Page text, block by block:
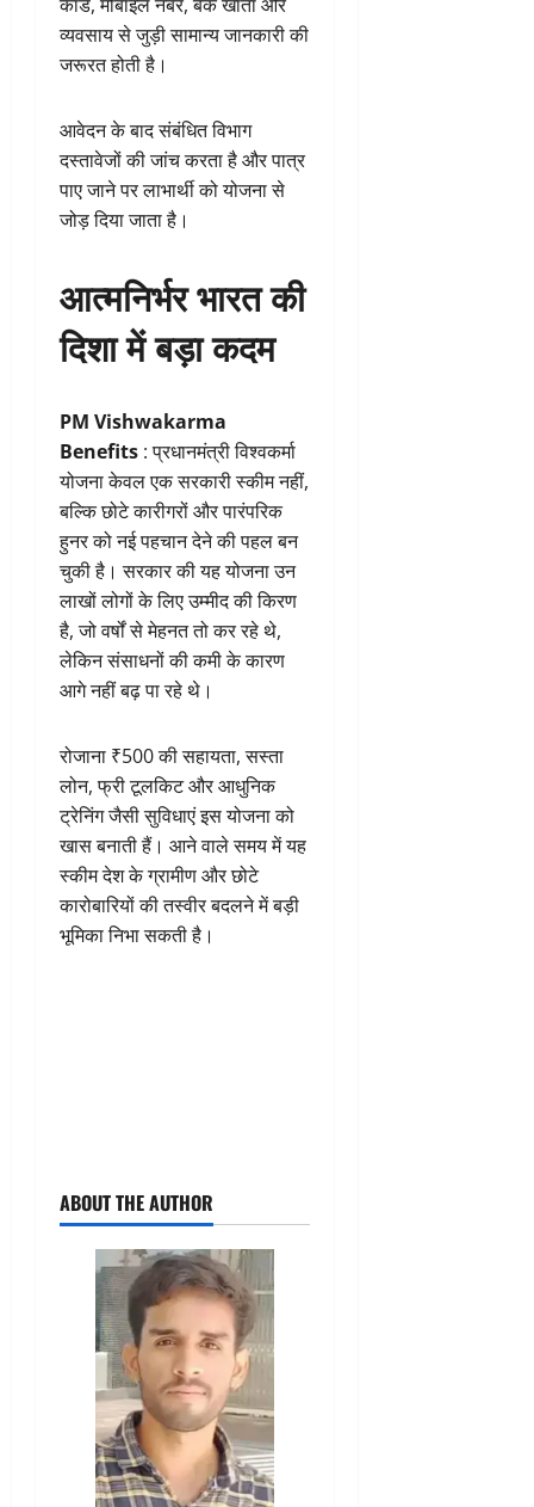
व्यवसाय से जुड़ी सामान्य जानकारी की
जरूरत होती है।
आवेदन के बाद संबंधित विभाग
दस्तावेजों की जांच करता है और पात्र
पाए जाने पर लाभार्थी को योजना से
जोड़ दिया जाता है।
आत्मनिर्भर भारत की
दिशा में बड़ा कदम
PM Vishwakarma
Benefits : प्रधानमंत्री विश्वकर्मा
योजना केवल एक सरकारी स्कीम नहीं,
बल्कि छोटे कारीगरों और पारंपरिक
हुनर को नई पहचान देने की पहल बन
चुकी है। सरकार की यह योजना उन
लाखों लोगों के लिए उम्मीद की किरण
है, जो वर्षों से मेहनत तो कर रहे थे,
लेकिन संसाधनों की कमी के कारण
आगे नहीं बढ़ पा रहे थे।
रोजाना ₹500 की सहायता, सस्ता
लोन, फ्री टूलकिट और आधुनिक
ट्रेनिंग जैसी सुविधाएं इस योजना को
खास बनाती हैं। आने वाले समय में यह
स्कीम देश के ग्रामीण और छोटे
कारोबारियों की तस्वीर बदलने में बड़ी
भूमिका निभा सकती है।
ABOUT THE AUTHOR